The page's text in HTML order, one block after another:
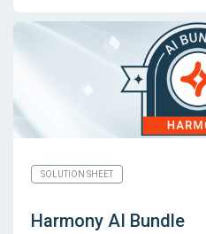
SOLUTION SHEET
Harmony AI Bundle